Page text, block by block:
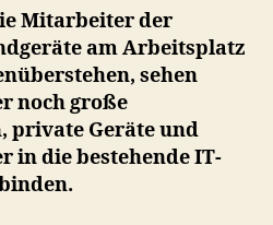
Mitarbeiter der
am Arbeitsplatz
sehen
noch große
private Geräte und
in die bestehende IT-